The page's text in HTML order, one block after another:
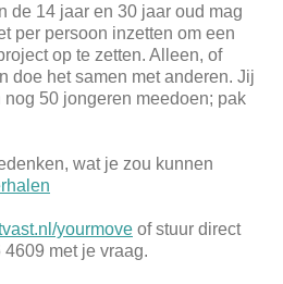
de 14 jaar en 30 jaar oud mag
per persoon inzetten om een
op te zetten. Alleen, of
doe het samen met anderen. Jij
nog 50 jongeren meedoen; pak
wat je zou kunnen
yourmove of stuur direct
met je vraag.